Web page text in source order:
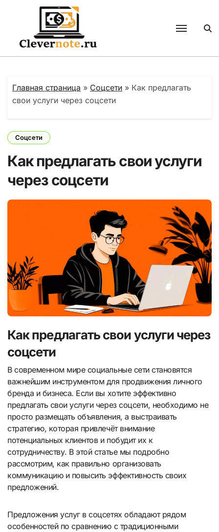
содержанию
Главная страница » Соцсети » Как предлагать
свои услуги через соцсети
Соцсети
Как предлагать свои услуги
через соцсети
Как предлагать свои услуги через
соцсети
В современном мире социальные сети становятся
важнейшим инструментом для продвижения личного
бренда и бизнеса. Если вы хотите эффективно
предлагать свои услуги через соцсети, необходимо не
просто размещать объявления, а выстраивать
стратегию, которая привлечёт внимание
потенциальных клиентов и побудит их к
сотрудничеству. В этой статье мы подробно
рассмотрим, как правильно организовать
коммуникацию и повысить эффективность своих
предложений.
Предложения услуг в соцсетях обладают рядом
особенностей по сравнению с традиционными